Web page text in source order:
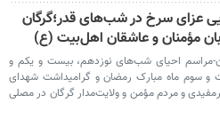
عزای سرخ در شب‌های قدر؛گرگان
مؤمنان و عاشقان اهل‌بیت (ع)
مراسم احیای شب‌های نوزدهم، بیست و یکم و
و سوم ماه مبارک رمضان و گرامیداشت شهدای
و مردم مؤمن و ولایت‌مدار گرگان در مصلی